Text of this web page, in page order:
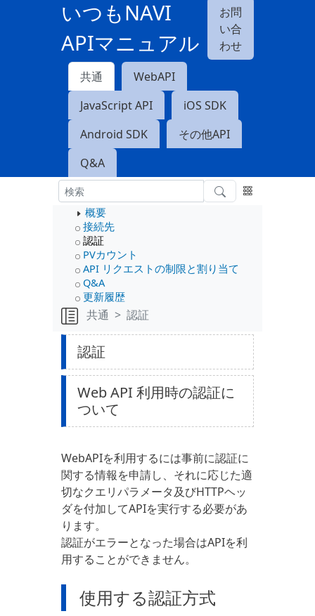
いつもNAVI
APIマニュアル
お問
い合
わせ
共通
WebAPI
JavaScript API
iOS SDK
Android SDK
その他API
Q&A
概要
接続先
認証
PVカウント
API リクエストの制限と割り当て
Q&A
更新履歴
共通 認証
認証
Web API 利用時の認証に
ついて
WebAPIを利用するには事前に認証に
関する情報を申請し、それに応じた適
切なクエリパラメータ及びHTTPヘッ
ダを付加してAPIを実行する必要があ
ります。
認証がエラーとなった場合はAPIを利
用することができません。
使用する認証方式